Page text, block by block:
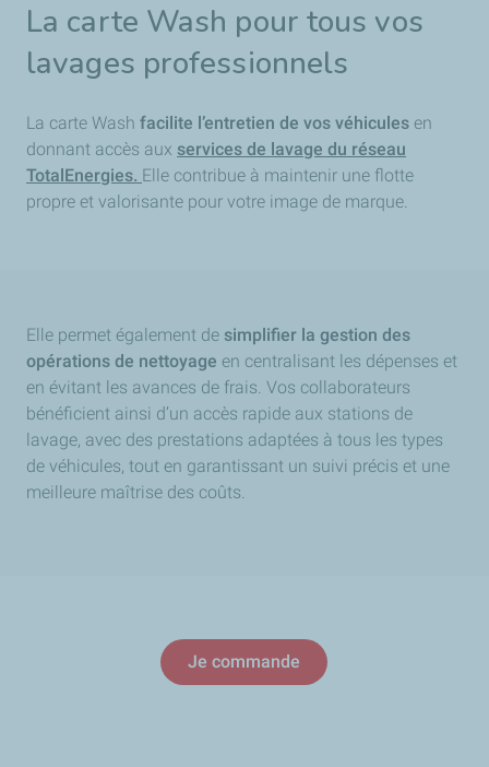
La carte Wash pour tous vos
lavages professionnels
La carte Wash facilite l’entretien de vos véhicules en
donnant accès aux services de lavage du réseau
TotalEnergies. Elle contribue à maintenir une flotte
propre et valorisante pour votre image de marque.
Elle permet également de simplifier la gestion des
opérations de nettoyage en centralisant les dépenses et
en évitant les avances de frais. Vos collaborateurs
bénéficient ainsi d’un accès rapide aux stations de
lavage, avec des prestations adaptées à tous les types
de véhicules, tout en garantissant un suivi précis et une
meilleure maîtrise des coûts.
Je commande